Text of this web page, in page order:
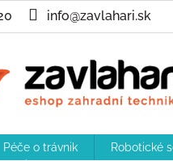
info@zavlahari.sk
Péče o trávnik Robotické